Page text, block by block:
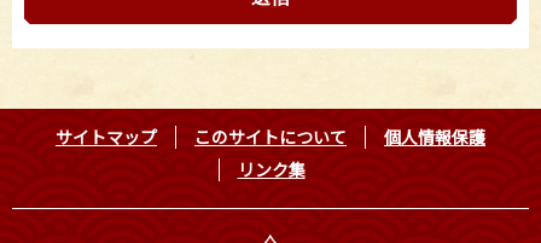
サイトマップ このサイトについて
個人情報保護
リンク集